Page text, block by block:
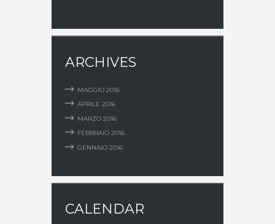
ARCHIVES
MAGGIO 2016
APRILE 2016
MARZO 2016
FEBBRAIO 2016
GENNAIO 2016
CALENDAR